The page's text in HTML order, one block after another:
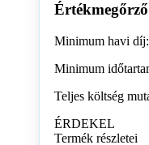
Minimum havi díj:
Minimum
Teljes költség
ÉRDEKEL
Termék részletei